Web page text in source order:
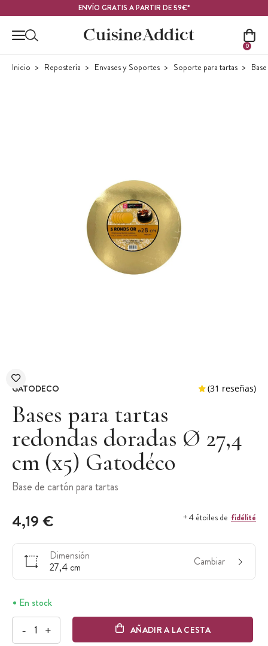
ENVÍO GRATIS A PARTIR DE 59€*
0
Inicio Repostería Envases y Soportes Soporte para tartas
GATODECO
Bases para tartas
redondas doradas Ø 27,4
cm (x5) Gatodéco
Base de cartón para tartas
4,19 € + 4 étoiles de fidélité
Dimensión
27,4 cm
Cambiar
En stock
- + AÑADIR A LA CESTA